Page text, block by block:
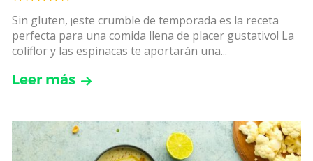
Sin gluten, ¡este crumble de temporada es la receta
perfecta para una comida llena de placer gustativo! La
coliflor y las espinacas te aportarán una...
Leer más